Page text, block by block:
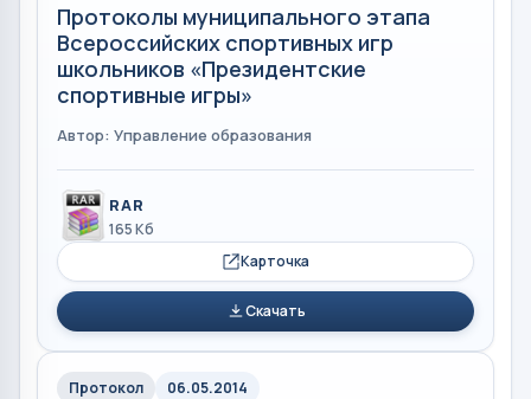
Протоколы муниципального этапа
Всероссийских спортивных игр
школьников «Президентские
спортивные игры»
Автор: Управление образования
RAR
165 Кб
Карточка
Скачать
Протокол 06.05.2014